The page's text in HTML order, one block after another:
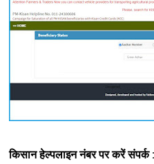
किसान हेल्पलाइन नंबर पर करें संपर्क :